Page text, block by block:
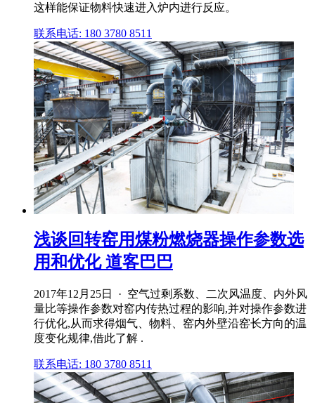
这样能保证物料快速进入炉内进行反应。
联系电话: 180 3780 8511
浅谈回转窑用煤粉燃烧器操作参数选
用和优化 道客巴巴
2017年12月25日 · 空气过剩系数、二次风温度、内外风
量比等操作参数对窑内传热过程的影响,并对操作参数进
行优化,从而求得烟气、物料、窑内外壁沿窑长方向的温
度变化规律,借此了解 .
联系电话: 180 3780 8511